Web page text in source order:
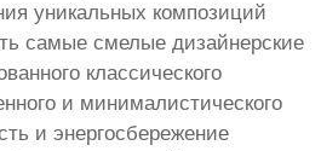
уникальных композиций
самые смелые дизайнерские
классического
и минималистического
и энергосбережение